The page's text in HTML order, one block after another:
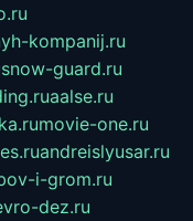
kompanij.ru
snow-guard.ru
aalse.ru
movie-one.ru
andreislyusar.ru
i-grom.ru
dez.ru